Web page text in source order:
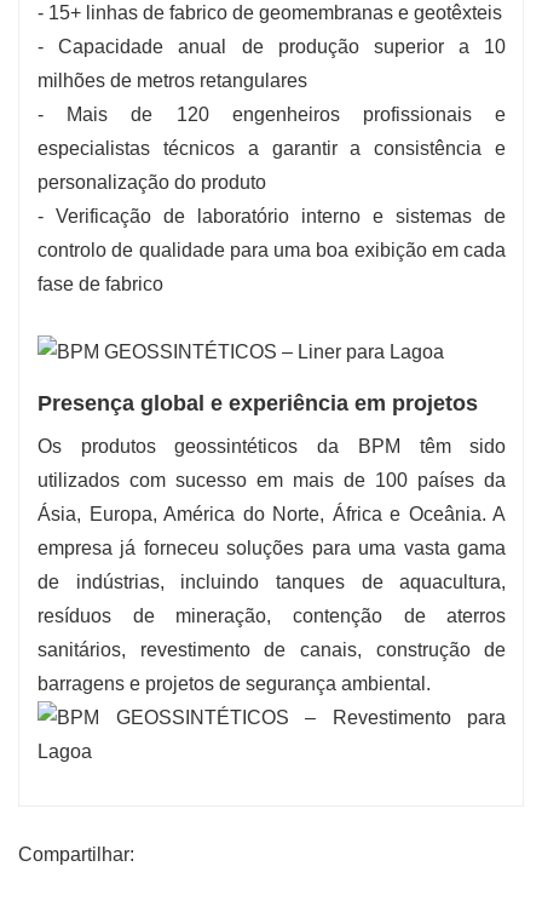
- 15+ linhas de fabrico de geomembranas e geotêxteis
- Capacidade anual de produção superior a 10
milhões de metros retangulares
- Mais de 120 engenheiros profissionais e
especialistas técnicos a garantir a consistência e
personalização do produto
- Verificação de laboratório interno e sistemas de
controlo de qualidade para uma boa exibição em cada
fase de fabrico
Presença global e experiência em projetos
Os produtos geossintéticos da BPM têm sido
utilizados com sucesso em mais de 100 países da
Ásia, Europa, América do Norte, África e Oceânia. A
empresa já forneceu soluções para uma vasta gama
de indústrias, incluindo tanques de aquacultura,
resíduos de mineração, contenção de aterros
sanitários, revestimento de canais, construção de
barragens e projetos de segurança ambiental.
Compartilhar: